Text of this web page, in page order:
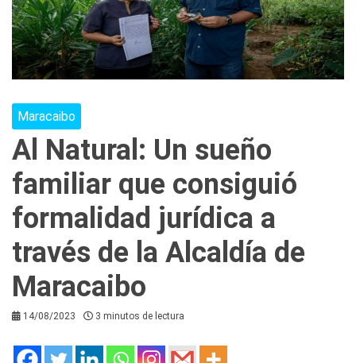
Maracaibo
Al Natural: Un sueño
familiar que consiguió
formalidad jurídica a
través de la Alcaldía de
Maracaibo
14/08/2023 3 minutos de lectura